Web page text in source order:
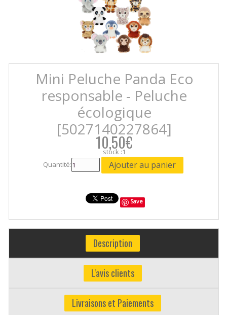
Mini Peluche Panda Eco
responsable - Peluche
écologique
[5027140227864]
10,50€
stock :1
Quantité:
Save
Description
L'avis clients
Livraisons et Paiements